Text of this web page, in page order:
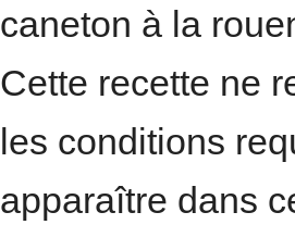
caneton à la
Cette recette ne
les conditions
apparaître dans